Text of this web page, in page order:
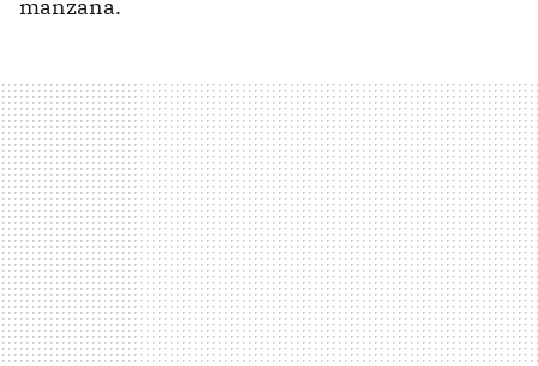
manzana.